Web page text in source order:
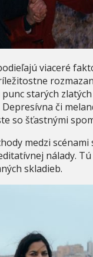
viaceré
starých
či
so šťastnými
medzi scénami
nálady.
skladieb.